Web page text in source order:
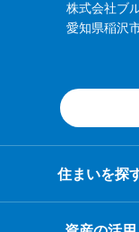
株式会社ブ
愛知県稲沢
住まいを探